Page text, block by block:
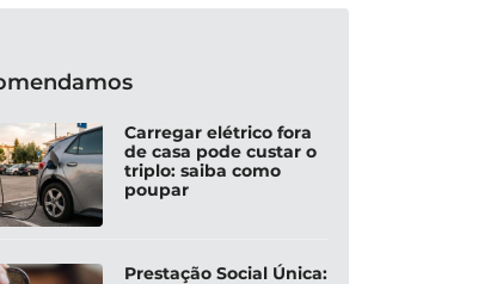
Carregar elétrico fora
de casa pode custar o
triplo: saiba como
poupar
Prestação Social Única: